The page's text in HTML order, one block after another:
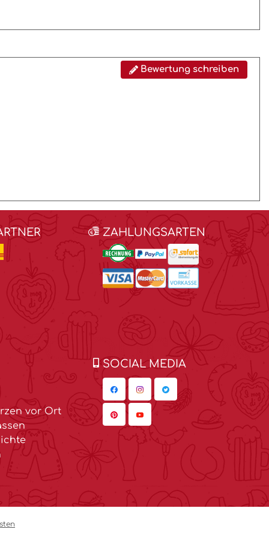
Bewertung schreiben
ZAHLUNGSARTEN
vor Ort
SOCIAL MEDIA